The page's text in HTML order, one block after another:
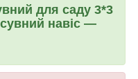
для саду 3*3
навіс —